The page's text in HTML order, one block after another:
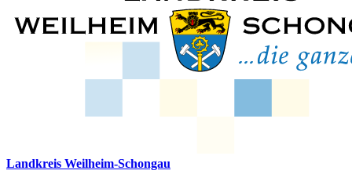
Landkreis Weilheim-Schongau